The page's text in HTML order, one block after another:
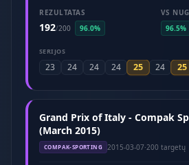
REZULTATAS
192/200 96.0%
VS
96.5%
SERIJOS
23 24 24 24 25 24 25
Grand Prix of Italy - Compak
(March 2015)
COMPAK-SPORTING 2015-03-07·200 targetų